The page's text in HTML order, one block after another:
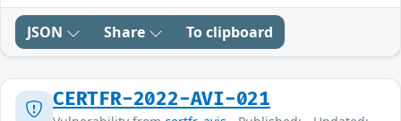
JSON Share To clipboard
CERTFR-2022-AVI-021